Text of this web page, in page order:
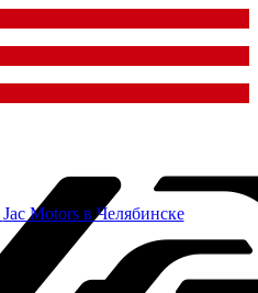
Jac Motors в Челябинске